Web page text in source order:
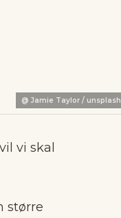
@ Jamie Taylor / unsplash
vi skal
større